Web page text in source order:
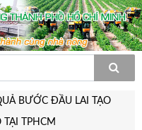
BƯỚC ĐẦU LAI TẠO
TPHCM